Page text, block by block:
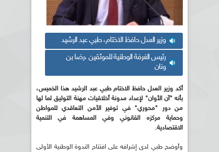
وزير العدل حافظ الاختام، طبي عبد الرشيد
رئيس الغرفة الوطنية للموثقين ،رضا بن
ونان
أكد وزير العدل حافظ الاختام طبي عبد الرشيد هذا الخميس،
بأنه "آن الأوان" لإعداد مدونة أخلاقيات مهنة التوثيق لما لها
من دور "محوري" في توفير الأمن التعاقدي للمواطن
وحماية مركزه القانوني وفي المساهمة في التنمية
الاقتصادية.
وأوضح طبي لدى إشرافه على افتتاح الندوة الوطنية الأولى